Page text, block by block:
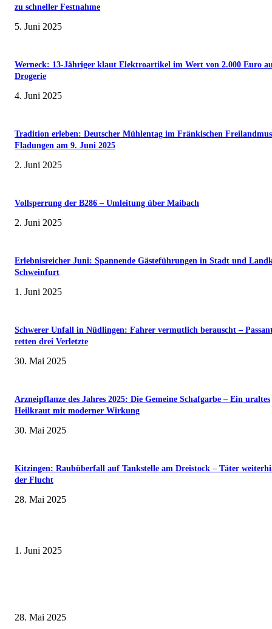
zu schneller Festnahme
5. Juni 2025
Werneck: 13-Jähriger klaut Elektroartikel im Wert von 2.000 Euro
Drogerie
4. Juni 2025
Tradition erleben: Deutscher Mühlentag im Fränkischen
Fladungen am 9. Juni 2025
2. Juni 2025
Vollsperrung der B286 – Umleitung über Maibach
2. Juni 2025
Erlebnisreicher Juni: Spannende Gästeführungen in Stadt und
Schweinfurt
1. Juni 2025
Schwerer Unfall in Nüdlingen: Fahrer vermutlich berauscht –
retten drei Verletzte
30. Mai 2025
Arzneipflanze des Jahres 2025: Die Gemeine Schafgarbe – Ein uraltes
Heilkraut mit moderner Wirkung
30. Mai 2025
Kitzingen: Raubüberfall auf Tankstelle am Dreistock – Täter
der Flucht
28. Mai 2025
1. Juni 2025
28. Mai 2025